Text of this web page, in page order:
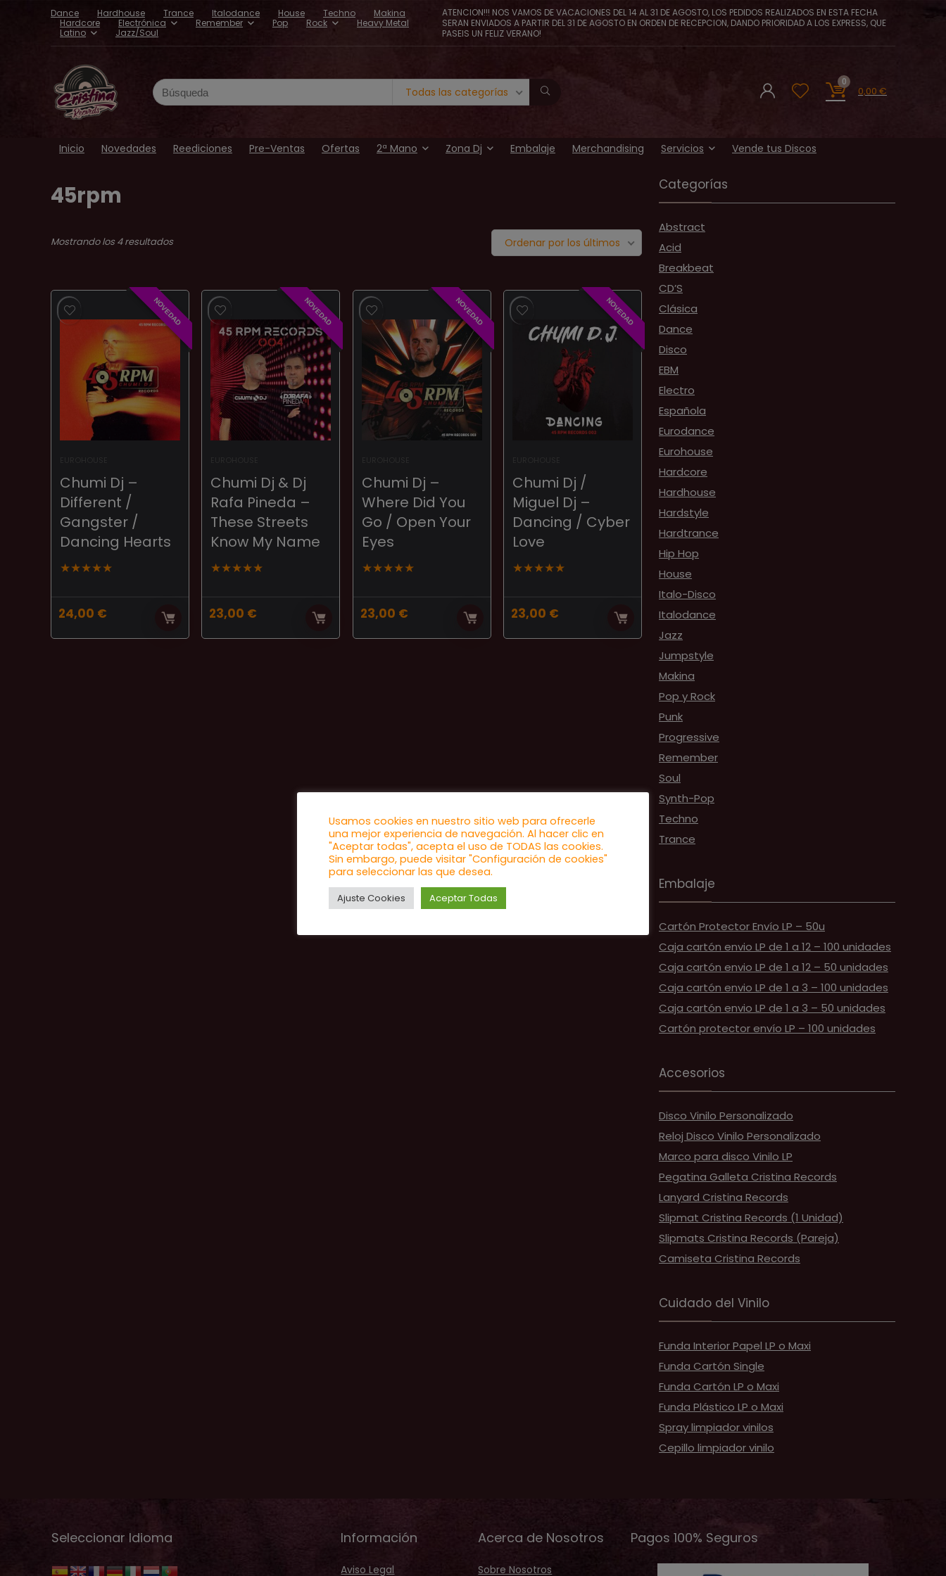
Dance Hardhouse Trance Italodance House Techno
Makina
Hardcore
Electrónica Remember Pop Rock
Heavy Metal
Latino
Jazz/Soul
ATENCION!!! NOS VAMOS DE VACACIONES DEL 14 AL 31 DE AGOSTO, LOS PEDIDOS REALIZADOS EN ESTA FECHA
SERAN ENVIADOS A PARTIR DEL 31 DE AGOSTO EN ORDEN DE RECEPCION, DANDO PRIORIDAD A LOS EXPRESS, QUE
PASEIS UN FELIZ VERANO!
Search
for:
Todas las categorías
0
0,00 €
Inicio Novedades Reediciones Pre-Ventas Ofertas 2ª Mano Zona Dj Embalaje Merchandising Servicios Vende tus Discos
45rpm
Mostrando los 4 resultadosOrdenado
últimos
Ordenar por los últimos
NOVEDAD
Chumi Dj –
Different /
Gangster /
Dancing Hearts
★★★★★
24,00 €
NOVEDAD
Chumi Dj & Dj
Rafa Pineda –
These Streets
Know My Name
★★★★★
23,00 €
NOVEDAD
Chumi Dj –
Where Did You
Go / Open Your
Eyes
★★★★★
23,00 €
NOVEDAD
Chumi Dj /
Miguel Dj –
Dancing / Cyber
Love
★★★★★
23,00 €
Categorías
Abstract
Acid
Breakbeat
CD’S
Clásica
Dance
Disco
EBM
Electro
Española
Eurodance
Eurohouse
Hardcore
Hardhouse
Hardstyle
Hardtrance
Hip Hop
House
Italo-Disco
Italodance
Jazz
Jumpstyle
Makina
Pop y Rock
Punk
Progressive
Remember
Soul
Synth-Pop
Techno
Trance
Embalaje
Cartón Protector Envío LP – 50u
Caja cartón envio LP de 1 a 12 – 100 unidades
Caja cartón envio LP de 1 a 12 – 50 unidades
Caja cartón envio LP de 1 a 3 – 100 unidades
Caja cartón envio LP de 1 a 3 – 50 unidades
Cartón protector envío LP – 100 unidades
Accesorios
Disco Vinilo Personalizado
Reloj Disco Vinilo Personalizado
Marco para disco Vinilo LP
Pegatina Galleta Cristina Records
Lanyard Cristina Records
Slipmat Cristina Records (1 Unidad)
Slipmats Cristina Records (Pareja)
Camiseta Cristina Records
Cuidado del Vinilo
Funda Interior Papel LP o Maxi
Funda Cartón Single
Funda Cartón LP o Maxi
Funda Plástico LP o Maxi
Spray limpiador vinilos
Cepillo limpiador vinilo
Seleccionar Idioma Información
Aviso Legal
Acerca de Nosotros
Sobre Nosotros
Pagos 100% Seguros
Usamos cookies en nuestro sitio web para ofrecerle
una mejor experiencia de navegación. Al hacer clic en
"Aceptar todas", acepta el uso de TODAS las cookies.
Sin embargo, puede visitar "Configuración de cookies"
para seleccionar las que desea.
Ajuste Cookies Aceptar Todas